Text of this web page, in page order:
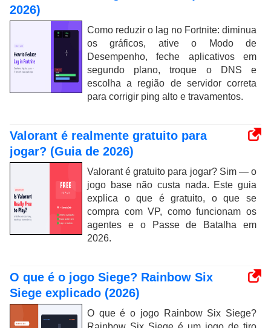
2026)
Como reduzir o lag no Fortnite: diminua
os gráficos, ative o Modo de
Desempenho, feche aplicativos em
segundo plano, troque o DNS e
escolha a região de servidor correta
para corrigir ping alto e travamentos.
Valorant é realmente gratuito para
jogar? (Guia de 2026)
Valorant é gratuito para jogar? Sim — o
jogo base não custa nada. Este guia
explica o que é gratuito, o que se
compra com VP, como funcionam os
agentes e o Passe de Batalha em
2026.
O que é o jogo Siege? Rainbow Six
Siege explicado (2026)
O que é o jogo Rainbow Six Siege?